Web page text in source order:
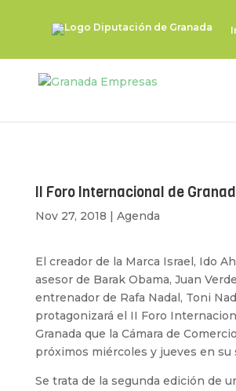
II Foro Internacional de
Nov 27, 2018 | Agenda
El creador de la Marca Israel, Ido
asesor de Barak Obama, Juan
entrenador de Rafa Nadal, Toni
protagonizará el II Foro
Granada que la Cámara de
próximos miércoles y jueves en su
Se trata de la segunda edición de